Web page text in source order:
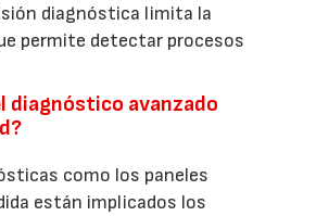
diagnóstica limita la
permite detectar procesos
diagnóstico avanzado
como los paneles
están implicados los